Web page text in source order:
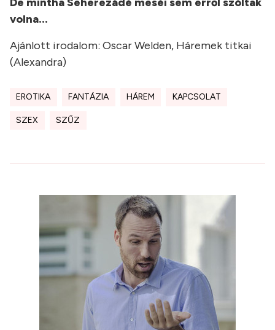
volna...
Ajánlott irodalom: Oscar Welden, Háremek titkai
(Alexandra)
EROTIKA FANTÁZIA HÁREM KAPCSOLAT
SZEX SZŰZ